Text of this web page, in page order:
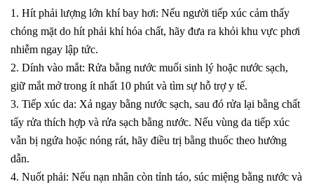
1. Hít phải lượng lớn khí bay hơi: Nếu người tiếp xúc cảm thấy
chóng mặt do hít phải khí hóa chất, hãy đưa ra khỏi khu vực phơi
nhiễm ngay lập tức.
2. Dính vào mắt: Rửa bằng nước muối sinh lý hoặc nước sạch,
giữ mắt mở trong ít nhất 10 phút và tìm sự hỗ trợ y tế.
3. Tiếp xúc da: Xả ngay bằng nước sạch, sau đó rửa lại bằng chất
tẩy rửa thích hợp và rửa sạch bằng nước. Nếu vùng da tiếp xúc
vẫn bị ngứa hoặc nóng rát, hãy điều trị bằng thuốc theo hướng
dẫn.
4. Nuốt phải: Nếu nạn nhân còn tỉnh táo, súc miệng bằng nước và